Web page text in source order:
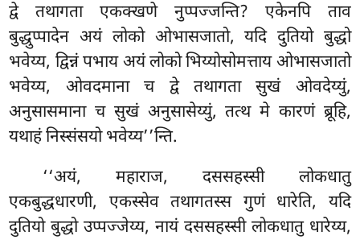
द्वे तथागता एकक्खणे नुप्पज्जन्ति? एकेनपि ताव
बुद्धुप्पादेन अयं लोको ओभासजातो, यदि दुतियो बुद्धो
भवेय्य, द्विन्नं पभाय अयं लोको भिय्योसोमत्ताय ओभासजातो
भवेय्य, ओवदमाना च द्वे तथागता सुखं ओवदेय्युं,
अनुसासमाना च सुखं अनुसासेय्युं, तत्थ मे कारणं ब्रूहि,
यथाहं निस्संसयो भवेय्य’’न्ति.
‘‘अयं, महाराज, दससहस्सी लोकधातु
एकबुद्धधारणी, एकस्सेव तथागतस्स गुणं धारेति, यदि
दुतियो बुद्धो उप्पज्जेय्य, नायं दससहस्सी लोकधातु धारेय्य,